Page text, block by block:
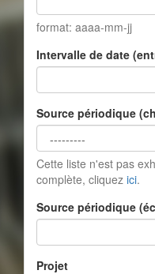
format: aaaa-mm-jj
Intervalle de date
Source périodique
Cette liste n'est pas
complète, cliquez ici.
Source périodique
Projet